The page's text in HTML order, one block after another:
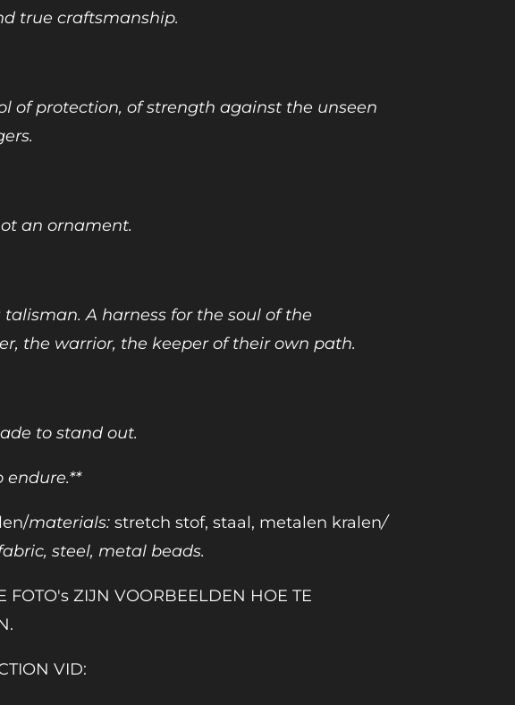
true craftsmanship.
of protection, of strength against the unseen
an ornament.
talisman. A harness for the soul of the
the warrior, the keeper of their own path.
to stand out.
endure.**
materials: stretch stof, staal, metalen kralen/
steel, metal beads.
FOTO's ZIJN VOORBEELDEN HOE TE
VID: